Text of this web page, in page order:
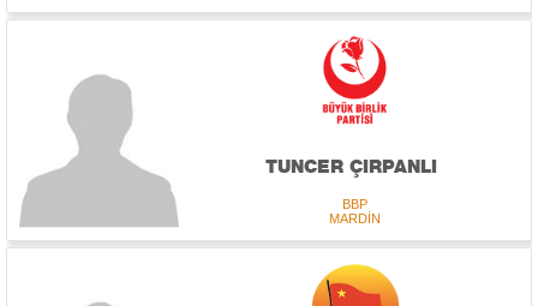
TUNCER ÇIRPANLI
BBP
MARDİN